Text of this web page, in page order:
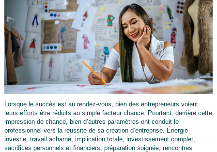
Lorsque le succès est au rendez-vous, bien des entrepreneurs voient
leurs efforts être réduits au simple facteur chance. Pourtant, derrière cette
impression de chance, bien d’autres paramètres ont conduit le
professionnel vers la réussite de sa création d’entreprise. Énergie
investie, travail acharné, implication totale, investissement complet,
sacrifices personnels et financiers, préparation soignée, rencontres